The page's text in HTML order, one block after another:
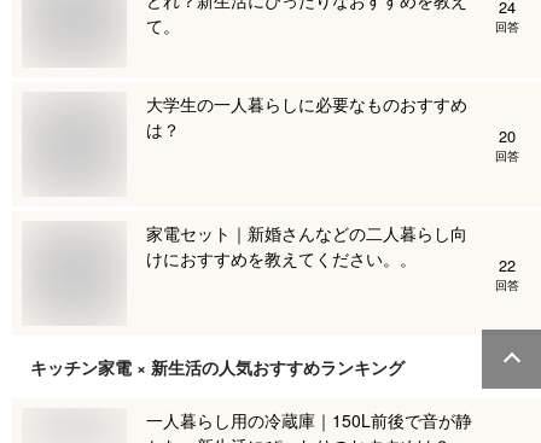
て。
24
回答
大学生の一人暮らしに必要なものおすすめ
は？
20
回答
家電セット｜新婚さんなどの二人暮らし向
けにおすすめを教えてください。。
22
回答
キッチン家電 × 新生活の人気おすすめランキング
一人暮らし用の冷蔵庫｜150L前後で音が静